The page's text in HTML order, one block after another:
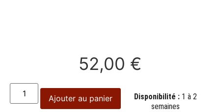
52,00 €
Ajouter au panier Disponibilité : 1 à 2
semaines